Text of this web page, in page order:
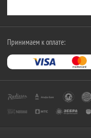
Принимаем к оплате: